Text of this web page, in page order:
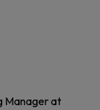
Manager at